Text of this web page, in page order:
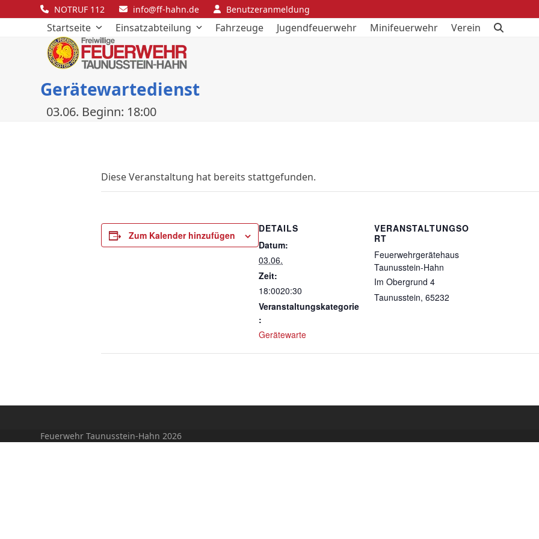
to
NOTRUF 112 info@ff-hahn.de Benutzeranmeldung
Startseite Einsatzabteilung Fahrzeuge Jugendfeuerwehr Minifeuerwehr Verein
Gerätewartedienst
03.06. Beginn: 18:00
Diese Veranstaltung hat bereits stattgefunden.
Zum Kalender hinzufügen
DETAILS
Datum:
03.06.
Zeit:
18:0020:30
Veranstaltungskategorie
:
Gerätewarte
VERANSTALTUNGSO
RT
Feuerwehrgerätehaus
Taunusstein-Hahn
Im Obergrund 4
Taunusstein, 65232
Feuerwehr Taunusstein-Hahn 2026